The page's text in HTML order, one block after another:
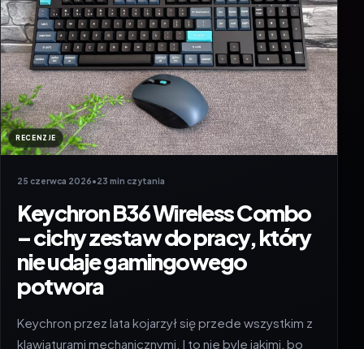
RECENZJE
25 czerwca 2026•23 min czytania
Keychron B36 Wireless Combo
– cichy zestaw do pracy, który
nie udaje gamingowego
potwora
Keychron przez lata kojarzył się przede wszystkim z
klawiaturami mechanicznymi. I to nie byle jakimi, bo